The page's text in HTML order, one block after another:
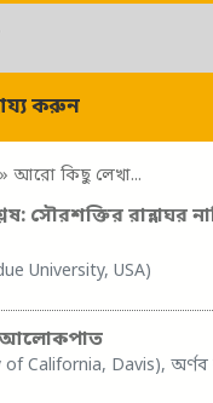
করুন
» আরো কিছু লেখা...
সৌরশক্তির রান্নাঘর
University, USA)
আলোকপাত
of California, Davis), অর্ণব